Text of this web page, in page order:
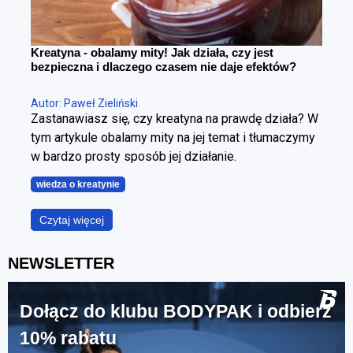
Kreatyna - obalamy mity! Jak działa, czy jest
bezpieczna i dlaczego czasem nie daje efektów?
Autor: Paweł Zieliński
Zastanawiasz się, czy kreatyna na prawdę działa? W
tym artykule obalamy mity na jej temat i tłumaczymy
w bardzo prosty sposób jej działanie.
wiedza o kreatynie
Czytaj więcej
NEWSLETTER
Dołącz do klubu BODYPAK i odbierz
10% rabatu